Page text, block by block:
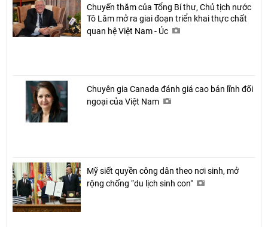
Chuyến thăm của Tổng Bí thư, Chủ tịch nước
Tô Lâm mở ra giai đoạn triển khai thực chất
quan hệ Việt Nam - Úc
Chuyên gia Canada đánh giá cao bản lĩnh đối
ngoại của Việt Nam
Mỹ siết quyền công dân theo nơi sinh, mở
rộng chống “du lịch sinh con"